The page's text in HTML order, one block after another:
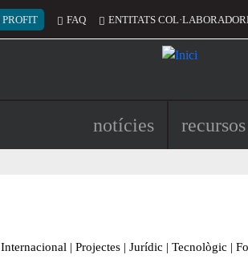
del compte d'usuari
PROFIT FAQ ENTITATS
Navegació
notícies recursos
Internacional | Projectes | Jurídic | Tecnològic |